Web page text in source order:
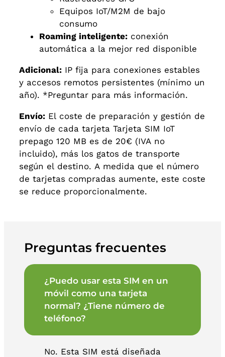
Equipos IoT/M2M de bajo
consumo
Roaming inteligente: conexión
automática a la mejor red disponible
Adicional: IP fija para conexiones estables
y accesos remotos persistentes (mínimo un
año). *Preguntar para más información.
Envío: El coste de preparación y gestión de
envío de cada tarjeta Tarjeta SIM IoT
prepago 120 MB es de 20€ (IVA no
incluido), más los gatos de transporte
según el destino. A medida que el número
de tarjetas compradas aumente, este coste
se reduce proporcionalmente.
Preguntas frecuentes
¿Puedo usar esta SIM en un
móvil como una tarjeta
normal? ¿Tiene número de
teléfono?
No. Esta SIM está diseñada